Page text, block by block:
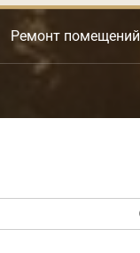
Ремонт помещений